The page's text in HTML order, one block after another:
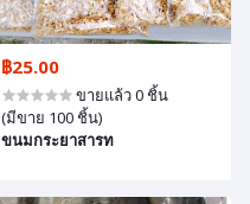
฿25.00
ขายแล้ว 0 ชิ้น
(มีขาย 100 ชิ้น)
ขนมกระยาสารท